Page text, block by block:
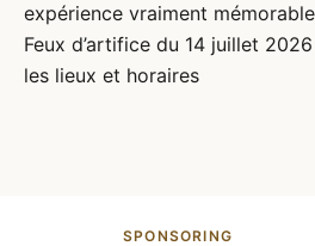
expérience vraiment mémorable
Feux d’artifice du 14 juillet
les lieux et horaires
SPONSORING